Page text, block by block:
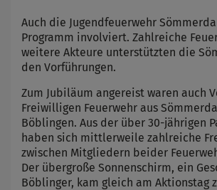
Auch die Jugendfeuerwehr
Programm involviert. Zahlreiche
weitere Akteure unterstützten die
den Vorführungen.
Zum Jubiläum angereist waren auch
Freiwilligen Feuerwehr aus
Böblingen. Aus der über 30-jährigen
haben sich mittlerweile zahlreiche
zwischen Mitgliedern beider
Der übergroße Sonnenschirm, ein
Böblinger, kam gleich am Aktionstag